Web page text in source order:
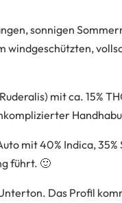
sonnigen
mit ca. 15%
mit 40% Indica,
führt. 🙂
Das Profil